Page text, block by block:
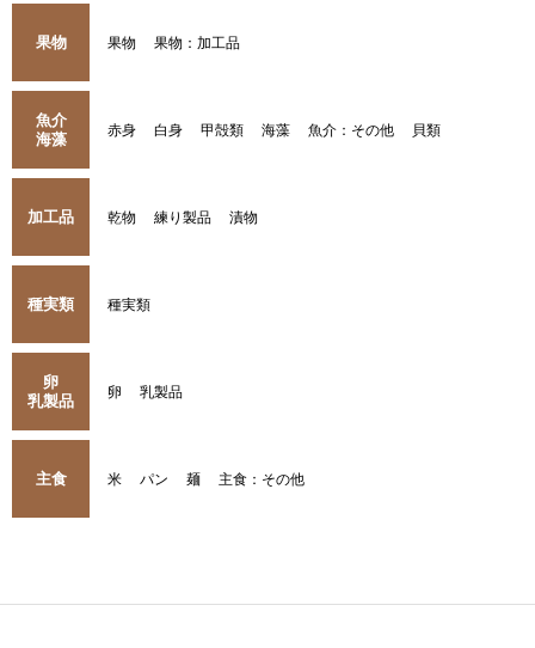
果物 果物 果物：加工品
魚介
海藻
赤身 白身 甲殻類 海藻 魚介：その他 貝類
加工品 乾物 練り製品 漬物
種実類 種実類
卵
乳製品
卵 乳製品
主食 米 パン 麺 主食：その他